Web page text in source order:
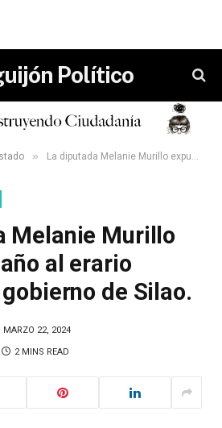
Político
» La diputada Melanie Murillo expuso el daño al erario público del gobierno de Silao.
Melanie Murillo
al erario
de Silao.
MARZO 22, 2024
2 MINS READ